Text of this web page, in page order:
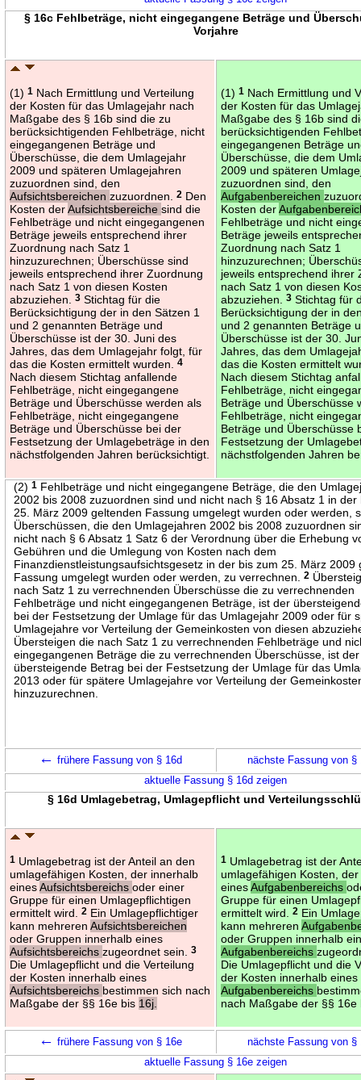
§ 16c Fehlbeträge, nicht eingegangene Beträge und
Vorjahre
(1)1 Nach Ermittlung und Verteilung
der Kosten für das Umlagejahr nach
Maßgabe des § 16b sind die zu
berücksichtigenden Fehlbeträge, nicht
eingegangenen Beträge und
Überschüsse, die dem Umlagejahr
2009 und späteren Umlagejahren
zuzuordnen sind, den
Aufsichtsbereichenzuzuordnen.2 Den
Kosten derAufsichtsbereichesind die
Fehlbeträge und nicht eingegangenen
Beträge jeweils entsprechend ihrer
Zuordnung nach Satz 1
hinzuzurechnen; Überschüsse sind
jeweils entsprechend ihrer Zuordnung
nach Satz 1 von diesen Kosten
abzuziehen.3 Stichtag für die
Berücksichtigung der in den Sätzen 1
und 2 genannten Beträge und
Überschüsse ist der 30. Juni des
Jahres, das dem Umlagejahr folgt, für
das die Kosten ermittelt wurden.4
Nach diesem Stichtag anfallende
Fehlbeträge, nicht eingegangene
Beträge und Überschüsse werden als
Fehlbeträge, nicht eingegangene
Beträge und Überschüsse bei der
Festsetzung der Umlagebeträge in den
nächstfolgenden Jahren berücksichtigt.
(1)1 Nach Ermittlung und
der Kosten für das
Maßgabe des § 16b sind
berücksichtigenden
eingegangenen Beträge
Überschüsse, die dem
2009 und späteren
zuzuordnen sind, den
Aufgabenbereichen
Kosten der
Fehlbeträge und nicht
Beträge jeweils
Zuordnung nach Satz 1
hinzuzurechnen;
jeweils entsprechend ihrer
nach Satz 1 von diesen
abzuziehen.3 Stichtag für
Berücksichtigung der in
und 2 genannten Beträge
Überschüsse ist der 30.
Jahres, das dem
das die Kosten ermittelt
Nach diesem Stichtag
Fehlbeträge, nicht
Beträge und Überschüsse
Fehlbeträge, nicht
Beträge und Überschüsse
Festsetzung der
nächstfolgenden Jahren
(2)1 Fehlbeträge und nicht eingegangene Beträge, die den
2002 bis 2008 zuzuordnen sind und nicht nach § 16 Absatz 1 in der
25. März 2009 geltenden Fassung umgelegt wurden oder werden,
Überschüssen, die den Umlagejahren 2002 bis 2008 zuzuordnen
nicht nach § 6 Absatz 1 Satz 6 der Verordnung über die Erhebung
Gebühren und die Umlegung von Kosten nach dem
Finanzdienstleistungsaufsichtsgesetz in der bis zum 25. März 2009
Fassung umgelegt wurden oder werden, zu verrechnen.2
nach Satz 1 zu verrechnenden Überschüsse die zu verrechnenden
Fehlbeträge und nicht eingegangenen Beträge, ist der
bei der Festsetzung der Umlage für das Umlagejahr 2009 oder für
Umlagejahre vor Verteilung der Gemeinkosten von diesen
Übersteigen die nach Satz 1 zu verrechnenden Fehlbeträge und
eingegangenen Beträge die zu verrechnenden Überschüsse, ist der
übersteigende Betrag bei der Festsetzung der Umlage für das
2013 oder für spätere Umlagejahre vor Verteilung der
hinzuzurechnen.
← frühere Fassung von § 16d
nächste Fassung von
aktuelle Fassung § 16d zeigen
§ 16d Umlagebetrag, Umlagepflicht und
1 Umlagebetrag ist der Anteil an den
umlagefähigen Kosten, der innerhalb
einesAufsichtsbereichsoder einer
Gruppe für einen Umlagepflichtigen
ermittelt wird.2 Ein Umlagepflichtiger
kann mehrerenAufsichtsbereichen
oder Gruppen innerhalb eines
Aufsichtsbereichszugeordnet sein.3
Die Umlagepflicht und die Verteilung
der Kosten innerhalb eines
Aufsichtsbereichs bestimmen sich nach
Maßgabe der §§ 16e bis 16j.
1 Umlagebetrag ist der
umlagefähigen Kosten,
einesAufgabenbereichs
Gruppe für einen
ermittelt wird.2 Ein
kann mehreren
oder Gruppen innerhalb
Aufgabenbereichs
Die Umlagepflicht und die
der Kosten innerhalb eines
Aufgabenbereichs
nach Maßgabe der §§
← frühere Fassung von § 16e
nächste Fassung von
aktuelle Fassung § 16e zeigen